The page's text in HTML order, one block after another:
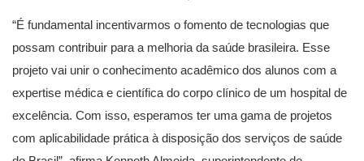
“É fundamental incentivarmos o fomento de tecnologias que
possam contribuir para a melhoria da saúde brasileira. Esse
projeto vai unir o conhecimento acadêmico dos alunos com a
expertise médica e científica do corpo clínico de um hospital de
excelência. Com isso, esperamos ter uma gama de projetos
com aplicabilidade prática à disposição dos serviços de saúde